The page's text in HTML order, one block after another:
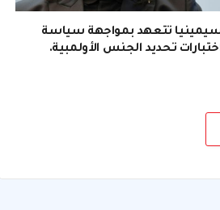
تتعهد بمواجهة سياسة
تحديد الجنس الأولمبية.